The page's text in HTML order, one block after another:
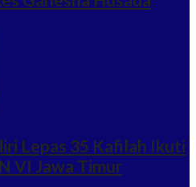
Lepas 35 Kafilah Ikuti
VI Jawa Timur